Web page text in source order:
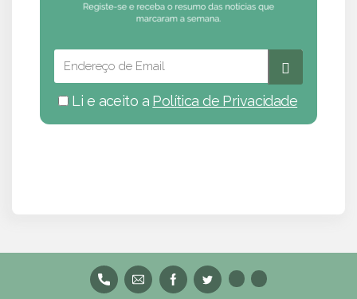
Li e aceito a Política de Privacidade